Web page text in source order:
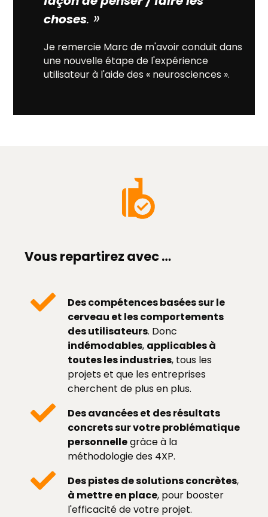
choses. »
Je remercie Marc de m'avoir conduit dans
une nouvelle étape de l'expérience
utilisateur à l'aide des « neurosciences ».
Vous repartirez avec …
Des compétences basées sur le
cerveau et les comportements
des utilisateurs. Donc
indémodables, applicables à
toutes les industries, tous les
projets et que les entreprises
cherchent de plus en plus.
Des avancées et des résultats
concrets sur votre problématique
personnellegrâce à la
méthodologie des 4XP.
Des pistes de solutions concrètes,
à mettre en place, pour booster
l'efficacité de votre projet.